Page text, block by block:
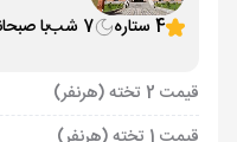
4 ستاره
7 شب با
قیمت 2 تخته (هرنفر)